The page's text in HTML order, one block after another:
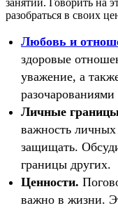
занятий. Говорить на
разобраться в своих
Любовь и
здоровые
уважение, а
Личные
важность личных
защищать.
границы других.
Ценности.
важно в жизни.